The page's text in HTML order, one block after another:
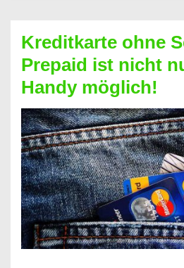
Neueröffnung
trotz
Schufaeintrag
möglich
Kreditkarte ohne
Prepaid ist nicht
Handy möglich!